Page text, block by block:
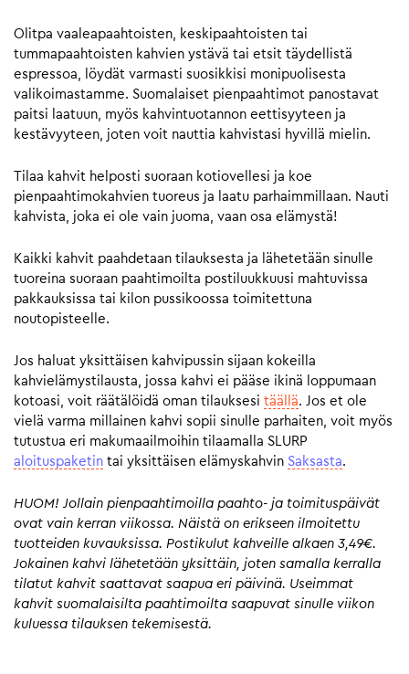
Olitpa vaaleapaahtoisten, keskipaahtoisten tai
tummapaahtoisten kahvien ystävä tai etsit täydellistä
espressoa, löydät varmasti suosikkisi monipuolisesta
valikoimastamme. Suomalaiset pienpaahtimot panostavat
paitsi laatuun, myös kahvintuotannon eettisyyteen ja
kestävyyteen, joten voit nauttia kahvistasi hyvillä mielin.
Tilaa kahvit helposti suoraan kotiovellesi ja koe
pienpaahtimokahvien tuoreus ja laatu parhaimmillaan. Nauti
kahvista, joka ei ole vain juoma, vaan osa elämystä!
Kaikki kahvit paahdetaan tilauksesta ja lähetetään sinulle
tuoreina suoraan paahtimoilta postiluukkuusi mahtuvissa
pakkauksissa tai kilon pussikoossa toimitettuna
noutopisteelle.
Jos haluat yksittäisen kahvipussin sijaan kokeilla
kahvielämystilausta, jossa kahvi ei pääse ikinä loppumaan
kotoasi, voit räätälöidä oman tilauksesi täällä. Jos et ole
vielä varma millainen kahvi sopii sinulle parhaiten, voit myös
tutustua eri makumaailmoihin tilaamalla SLURP
aloituspaketin tai yksittäisen elämyskahvin Saksasta.
HUOM! Jollain pienpaahtimoilla paahto- ja toimituspäivät
ovat vain kerran viikossa. Näistä on erikseen ilmoitettu
tuotteiden kuvauksissa. Postikulut kahveille alkaen 3,49€.
Jokainen kahvi lähetetään yksittäin, joten samalla kerralla
tilatut kahvit saattavat saapua eri päivinä. Useimmat
kahvit suomalaisilta paahtimoilta saapuvat sinulle viikon
kuluessa tilauksen tekemisestä.